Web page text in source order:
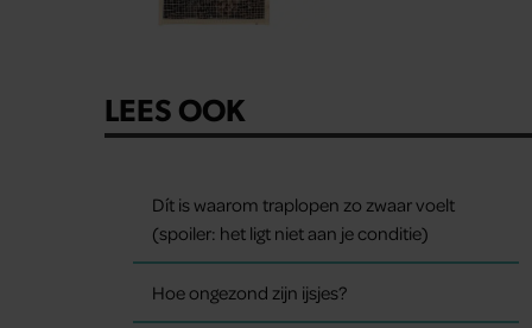
LEES OOK
Dít is waarom traplopen zo zwaar voelt
(spoiler: het ligt niet aan je conditie)
Hoe ongezond zijn ijsjes?